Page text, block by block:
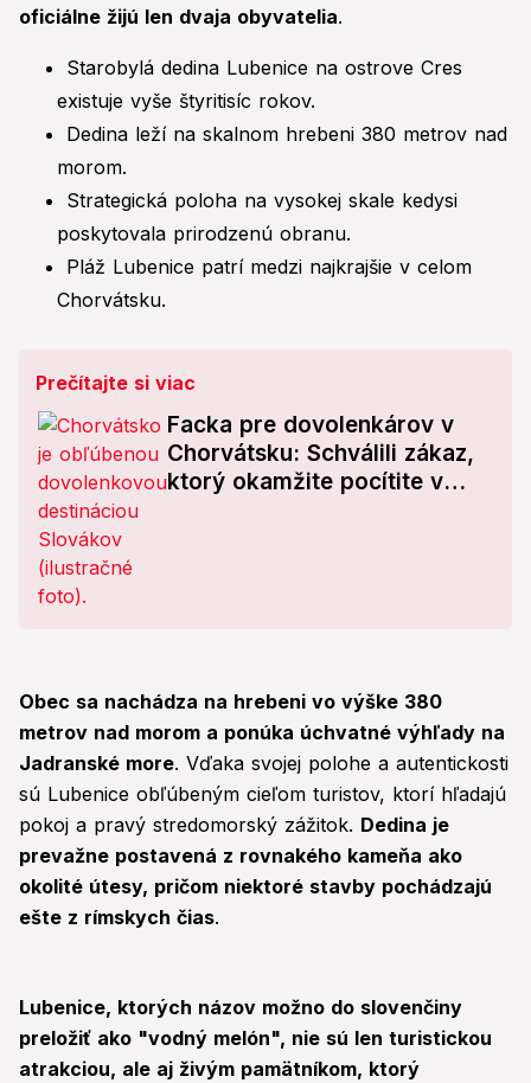
oficiálne žijú len dvaja obyvatelia.
Starobylá dedina Lubenice na ostrove Cres
existuje vyše štyritisíc rokov.
Dedina leží na skalnom hrebeni 380 metrov nad
morom.
Strategická poloha na vysokej skale kedysi
poskytovala prirodzenú obranu.
Pláž Lubenice patrí medzi najkrajšie v celom
Chorvátsku.
Prečítajte si viac
Facka pre dovolenkárov v
Chorvátsku: Schválili zákaz,
ktorý okamžite pocítite v
Obec sa nachádza na hrebeni vo výške 380
metrov nad morom a ponúka úchvatné výhľady na
Jadranské more. Vďaka svojej polohe a autentickosti
sú Lubenice obľúbeným cieľom turistov, ktorí hľadajú
pokoj a pravý stredomorský zážitok. Dedina je
prevažne postavená z rovnakého kameňa ako
okolité útesy, pričom niektoré stavby pochádzajú
ešte z rímskych čias.
Lubenice, ktorých názov možno do slovenčiny
preložiť ako "vodný melón", nie sú len turistickou
atrakciou, ale aj živým pamätníkom, ktorý